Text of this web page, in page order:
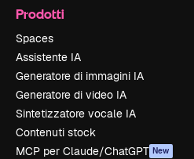
Prodotti
Spaces
Assistente IA
Generatore di immagini IA
Generatore di video IA
Sintetizzatore vocale IA
Contenuti stock
MCP per Claude/ChatGPT New